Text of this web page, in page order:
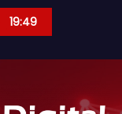
19:49